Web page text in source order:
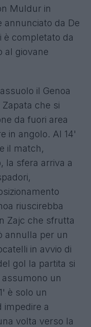
Muldur in
annunciato da De
è completato da
al giovane
il Genoa
che si
da fuori area
in angolo. Al 14'
il match,
la sfera arriva a
riuscirebba
Zajc che sfrutta
annulla per un
in avvio di
gol la partita si
un
è solo un
impedire a
volta verso la